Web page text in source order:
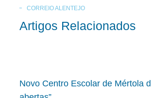
CORREIO ALENTEJO
Artigos Relacionados
Novo Centro Escolar de Mértola